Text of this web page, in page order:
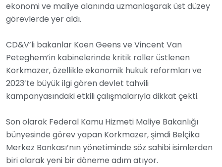
ekonomi ve maliye alanında uzmanlaşarak üst düzey
görevlerde yer aldı.
CD&V’li bakanlar Koen Geens ve Vincent Van
Peteghem’in kabinelerinde kritik roller üstlenen
Korkmazer, özellikle ekonomik hukuk reformları ve
2023’te büyük ilgi gören devlet tahvili
kampanyasındaki etkili çalışmalarıyla dikkat çekti.
Son olarak Federal Kamu Hizmeti Maliye Bakanlığı
bünyesinde görev yapan Korkmazer, şimdi Belçika
Merkez Bankası’nın yönetiminde söz sahibi isimlerden
biri olarak yeni bir döneme adım atıyor.